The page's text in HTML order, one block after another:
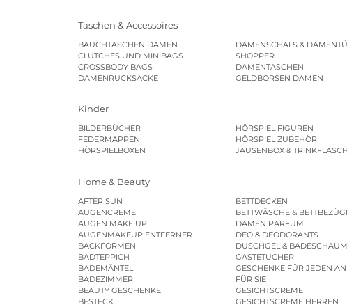
Taschen & Accessoires
BAUCHTASCHEN DAMEN
CLUTCHES UND MINIBAGS
CROSSBODY BAGS
DAMENRUCKSÄCKE
DAMENSCHALS &
SHOPPER
DAMENTASCHEN
GELDBÖRSEN DAMEN
Kinder
BILDERBÜCHER
FEDERMAPPEN
HÖRSPIELBOXEN
HÖRSPIEL FIGUREN
HÖRSPIEL ZUBEHÖR
JAUSENBOX &
Home & Beauty
AFTER SUN
AUGENCREME
AUGEN MAKE UP
AUGENMAKEUP ENTFERNER
BACKFORMEN
BADTEPPICH
BADEMÄNTEL
BADEZIMMER
BEAUTY GESCHENKE
BESTECK
BETTDECKEN
BETTWÄSCHE &
DAMEN PARFUM
DEO & DEODORANTS
DUSCHGEL & BADESCHAUM
GÄSTETÜCHER
GESCHENKE FÜR JEDEN
FÜR SIE
GESICHTSCREME
GESICHTSCREME HERREN